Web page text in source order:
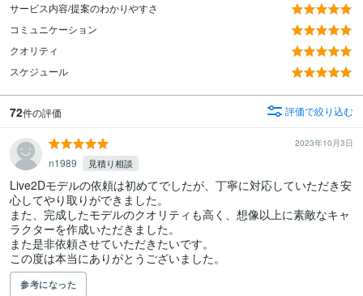
サービス内容/提案のわかりやすさ
コミュニケーション
クオリティ
スケジュール
72件の評価 評価で絞り込む
2023年10月3日
n1989 見積り相談
Live2Dモデルの依頼は初めてでしたが、丁寧に対応していただき安
心してやり取りができました。
また、完成したモデルのクオリティも高く、想像以上に素敵なキャ
ラクターを作成いただきました。
また是非依頼させていただきたいです。
この度は本当にありがとうございました。
参考になった